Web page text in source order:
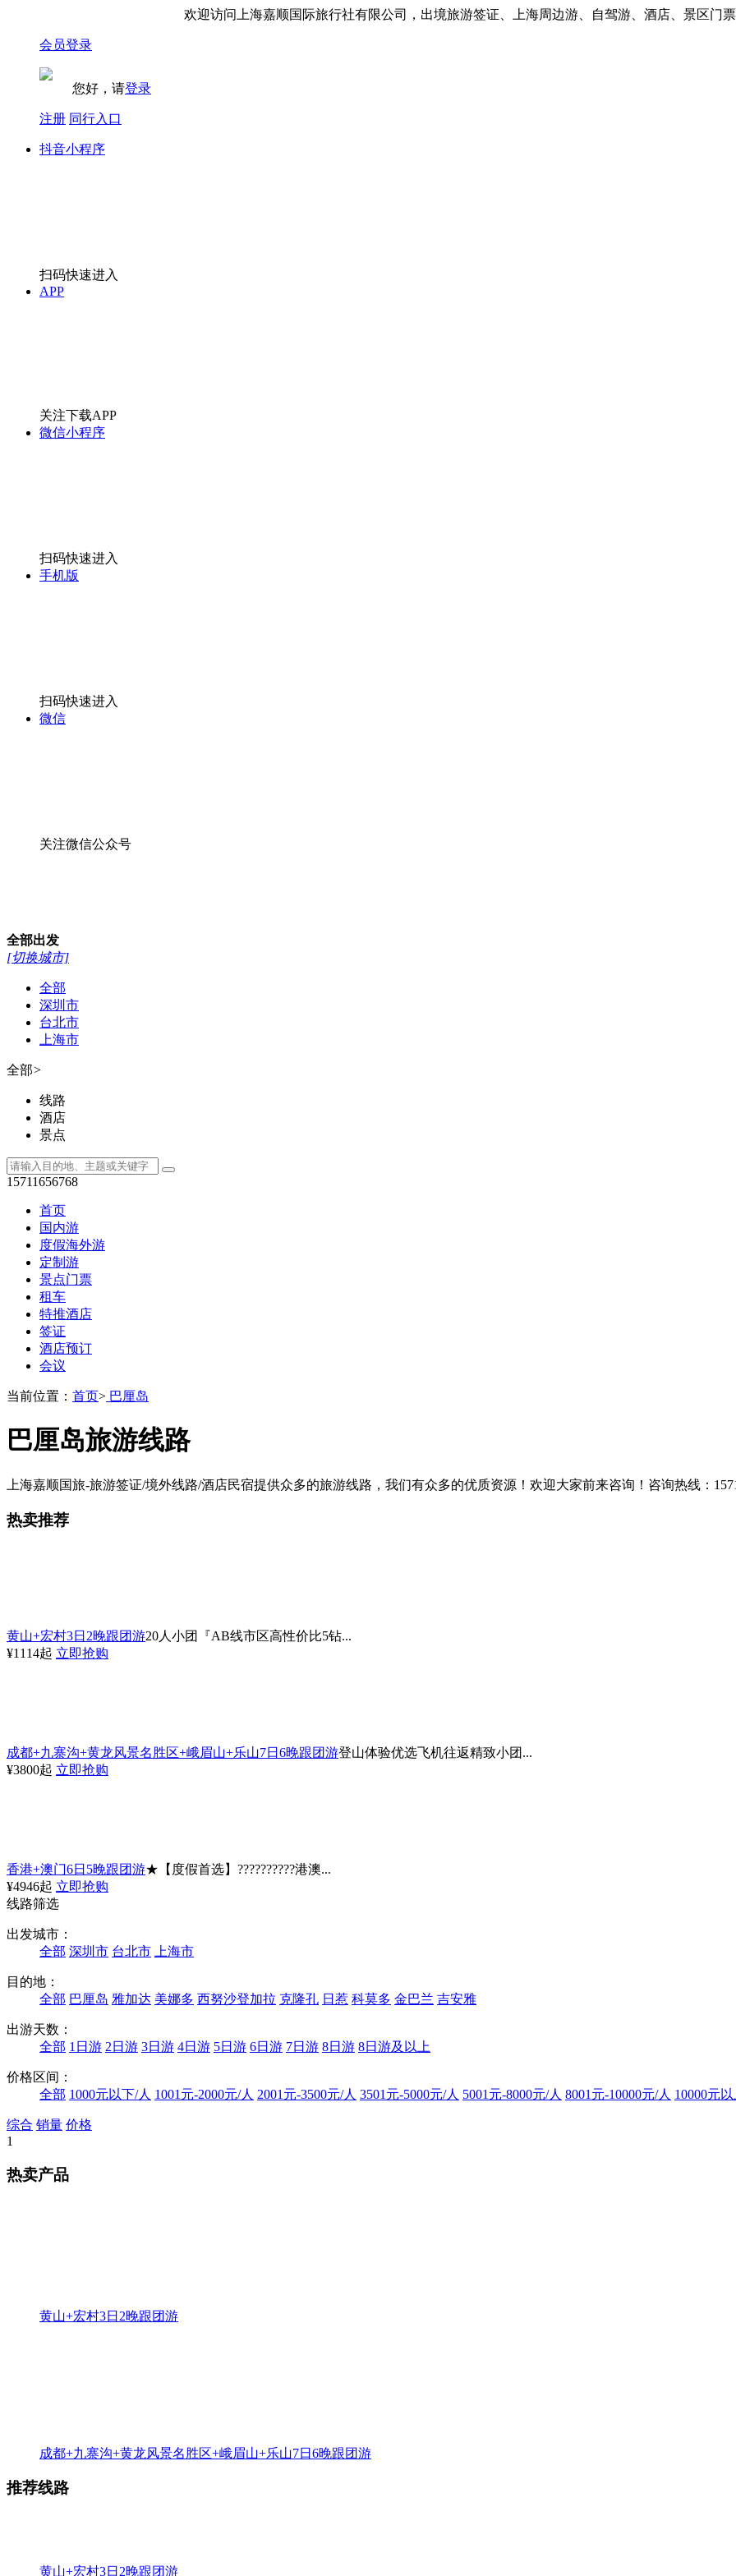
欢迎访问上海嘉顺国际旅行社有限公司，出境旅游签证、上海周边游、自驾游、酒店、景区门票
会员登录
您好，请登录
注册 同行入口
抖音小程序
扫码快速进入
APP
关注下载APP
微信小程序
扫码快速进入
手机版
扫码快速进入
微信
关注微信公众号
全部出发
[切换城市]
全部
深圳市
台北市
上海市
全部>
线路
酒店
景点
15711656768
首页
国内游
度假海外游
定制游
景点门票
租车
特推酒店
签证
酒店预订
会议
当前位置： 首页> 巴厘岛
巴厘岛旅游线路
上海嘉顺国旅-旅游签证/境外线路/酒店民宿提供众多的旅游线路，我们有众多的优质资源！欢迎大家前来咨询！咨询热线：
热卖推荐
黄山+宏村3日2晚跟团游20人小团『AB线市区高性价比5钻...
¥1114起 立即抢购
成都+九寨沟+黄龙风景名胜区+峨眉山+乐山7日6晚跟团游登山体验优选飞机往返精致小团...
¥3800起 立即抢购
香港+澳门6日5晚跟团游★【度假首选】??????????港澳...
¥4946起 立即抢购
线路筛选
出发城市：
全部 深圳市 台北市 上海市
目的地：
全部 巴厘岛 雅加达 美娜多 西努沙登加拉 克隆孔 日惹 科莫多 金巴兰 吉安雅
出游天数：
全部 1日游 2日游 3日游 4日游 5日游 6日游 7日游 8日游 8日游及以上
价格区间：
全部 1000元以下/人 1001元-2000元/人 2001元-3500元/人 3501元-5000元/人 5001元-8000元/人 8001元-10000元/人 10000元以
综合 销量 价格
1
热卖产品
黄山+宏村3日2晚跟团游
成都+九寨沟+黄龙风景名胜区+峨眉山+乐山7日6晚跟团游
推荐线路
黄山+宏村3日2晚跟团游